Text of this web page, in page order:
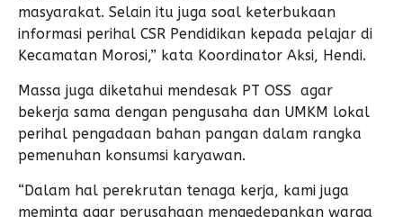
masyarakat. Selain itu juga soal keterbukaan
informasi perihal CSR Pendidikan kepada pelajar di
Kecamatan Morosi,” kata Koordinator Aksi, Hendi.
Massa juga diketahui mendesak PT OSS agar
bekerja sama dengan pengusaha dan UMKM lokal
perihal pengadaan bahan pangan dalam rangka
pemenuhan konsumsi karyawan.
“Dalam hal perekrutan tenaga kerja, kami juga
meminta agar perusahaan mengedepankan warga